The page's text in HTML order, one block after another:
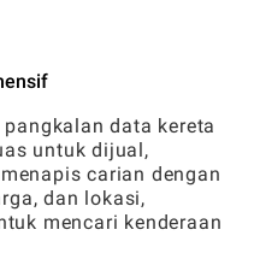
data kereta
untuk dijual,
carian dengan
dan lokasi,
mencari kenderaan